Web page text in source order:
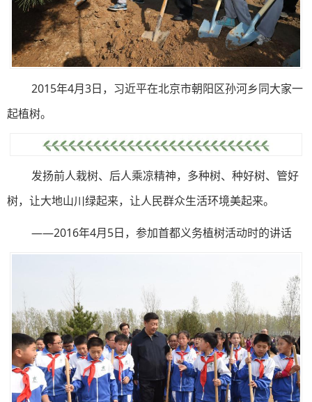
2015年4月3日，习近平在北京市朝阳区孙河乡同大家一
起植树。
发扬前人栽树、后人乘凉精神，多种树、种好树、管好
树，让大地山川绿起来，让人民群众生活环境美起来。
——2016年4月5日，参加首都义务植树活动时的讲话